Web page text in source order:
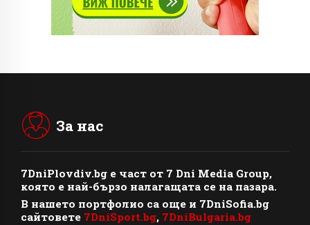
За нас
7DniPlovdiv.bg e част от 7 Dni Media Group,
която е най-бързо налагащата се на пазара.
В нашето портфолио са още и 7DniSofia.bg
сайтовете 7DniSport.bg, 7DniBulgaria.bg